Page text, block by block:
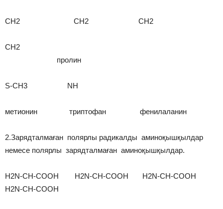
CH2 CH2 CH2
CH2
пролин
S-CH3 NH
метионин триптофан фенилаланин
2.Зарядталмаған полярлы радикалды аминоқышқылдар
немесе полярлы зарядталмаған аминоқышқылдар.
H2N-CH-COOH H2N-CH-COOH H2N-CH-COOH
H2N-CH-COOH